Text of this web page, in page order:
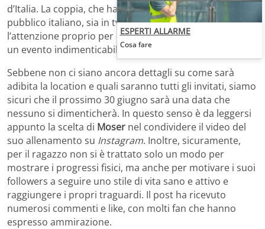
d’Italia. La coppia, che ha conquistato il cuore del
pubblico italiano, sia in tv che sui social, sta attirando
l’attenzione proprio per quello che si preannuncia come
un evento indimenticabile.
Sebbene non ci siano ancora dettagli su come sarà
adibita la location e quali saranno tutti gli invitati, siamo
sicuri che il prossimo 30 giugno sarà una data che
nessuno si dimenticherà. In questo senso è da leggersi
appunto la scelta di Moser nel condividere il video del
suo allenamento su Instagram. Inoltre, sicuramente,
per il ragazzo non si è trattato solo un modo per
mostrare i progressi fisici, ma anche per motivare i suoi
followers a seguire uno stile di vita sano e attivo e
raggiungere i propri traguardi. Il post ha ricevuto
numerosi commenti e like, con molti fan che hanno
espresso ammirazione.
ESPERTI ALLARME
Cosa fare